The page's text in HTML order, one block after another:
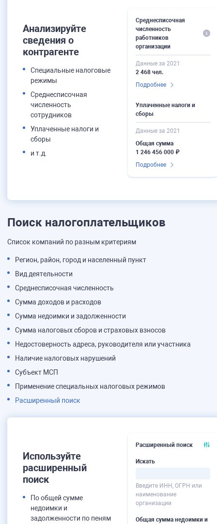
Анализируйте
сведения о
контрагенте
Специальные налоговые
режимы
Среднесписочная
численность
сотрудников
Уплаченные налоги и
сборы
и т.д.
Среднесписочная
численность
работников
организации
Данные за 2021
2 468 чел.
Подробнее
Уплаченные налоги и
сборы
Данные за 2021
Общая сумма
1 246 456 000 ₽
Подробнее
Поиск налогоплательщиков
Список компаний по разным критериям
Регион, район, город и населенный пункт
Вид деятельности
Среднесписочная численность
Сумма доходов и расходов
Сумма недоимки и задолженности
Сумма налоговых сборов и страховых взносов
Недостоверность адреса, руководителя или участника
Наличие налоговых нарушений
Субъект МСП
Применение специальных налоговых режимов
Расширенный поиск
Используйте
расширенный
поиск
По общей сумме
недоимки и
задолженности по пеням
Расширенный поиск
Искать
Введите ИНН, ОГРН или
наименование
организации
Общая сумма недоимки и